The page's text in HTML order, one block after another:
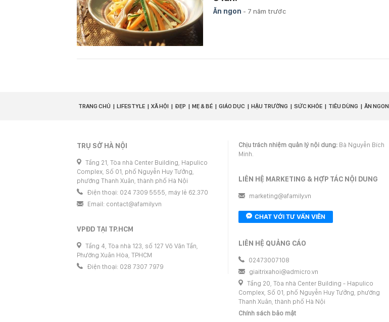
Ăn ngon - 7 năm trước
TRANG CHỦ LIFESTYLE XÃ HỘI ĐẸP MẸ & BÉ GIÁO DỤC HẬU TRƯỜNG SỨC KHỎE TIÊU DÙNG ĂN NGON
TRỤ SỞ HÀ NỘI
Tầng 21, Tòa nhà Center Building, Hapulico
Complex, Số 01, phố Nguyễn Huy Tưởng,
phường Thanh Xuân, thành phố Hà Nội
Điện thoại: 024 7309 5555, máy lẻ 62.370
Email: contact@afamily.vn
VPĐD TẠI TP.HCM
Tầng 4, Tòa nhà 123, số 127 Võ Văn Tần,
Phường Xuân Hòa, TPHCM
Điện thoại: 028 7307 7979
Chịu trách nhiệm quản lý nội dung: Bà Nguyễn Bích
Minh.
LIÊN HỆ MARKETING & HỢP TÁC NỘI DUNG
marketing@afamily.vn
CHAT VỚI TƯ VẤN VIÊN
LIÊN HỆ QUẢNG CÁO
02473007108
giaitrixahoi@admicro.vn
Tầng 20, Tòa nhà Center Building - Hapulico
Complex, Số 01, phố Nguyễn Huy Tưởng, phường
Thanh Xuân, thành phố Hà Nội
Chính sách bảo mật